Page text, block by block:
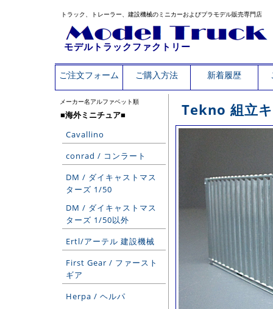
トラック、トレーラー、建設機械のミニカーおよびプラモデル販売専門店
モデルトラックファクトリー
ご注文フォーム ご購入方法 新着履歴
メーカー名アルファベット順
■海外ミニチュア■
Cavallino
conrad / コンラート
DM / ダイキャストマス
ターズ 1/50
DM / ダイキャストマス
ターズ 1/50以外
Ertl/アーテル 建設機械
First Gear / ファースト
ギア
Herpa / ヘルパ
Tekno 組立